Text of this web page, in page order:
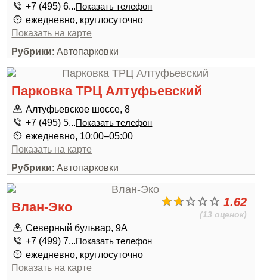
+7 (495) 6...Показать телефон
ежедневно, круглосуточно
Показать на карте
Рубрики: Автопарковки
Парковка ТРЦ Алтуфьевский
Алтуфьевское шоссе, 8
+7 (495) 5...Показать телефон
ежедневно, 10:00–05:00
Показать на карте
Рубрики: Автопарковки
1.62
(13 оценок)
Влан-Эко
Северный бульвар, 9А
+7 (499) 7...Показать телефон
ежедневно, круглосуточно
Показать на карте